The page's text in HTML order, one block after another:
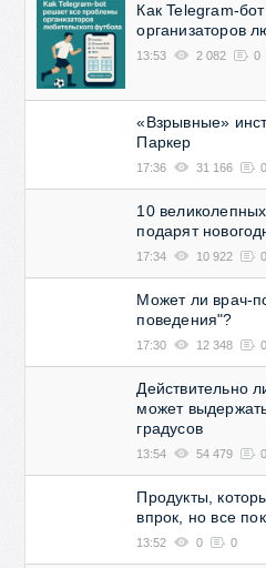
Как Telegram-
организаторов
13:53 2 082 0
«Взрывные»
Паркер
17:36 31 166 0
10
подарят
17:34 10 922 0
Может ли врач-
поведения"?
17:30 12 348 0
Действительно
может
градусов
13:54 54 479 0
Продукты,
впрок, но все
13:52 0 0